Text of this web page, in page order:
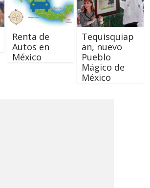
Renta de
Autos en
México
Tequisquiap
an, nuevo
Pueblo
Mágico de
México